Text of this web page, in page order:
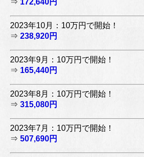
2023年10月：10万円で開始！
⇒ 238,920円
2023年9月：10万円で開始！
⇒ 165,440円
2023年8月：10万円で開始！
⇒ 315,080円
2023年7月：10万円で開始！
⇒ 507,690円